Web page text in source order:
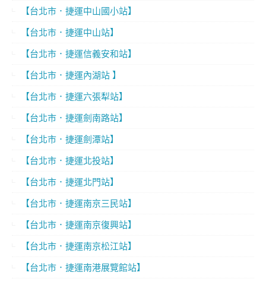
【台北市．捷運中山國小站】
【台北市．捷運中山站】
【台北市．捷運信義安和站】
【台北市．捷運內湖站 】
【台北市．捷運六張犁站】
【台北市．捷運劍南路站】
【台北市．捷運劍潭站】
【台北市．捷運北投站】
【台北市．捷運北門站】
【台北市．捷運南京三民站】
【台北市．捷運南京復興站】
【台北市．捷運南京松江站】
【台北市．捷運南港展覽館站】